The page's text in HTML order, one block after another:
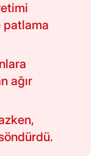
patlama
ağır